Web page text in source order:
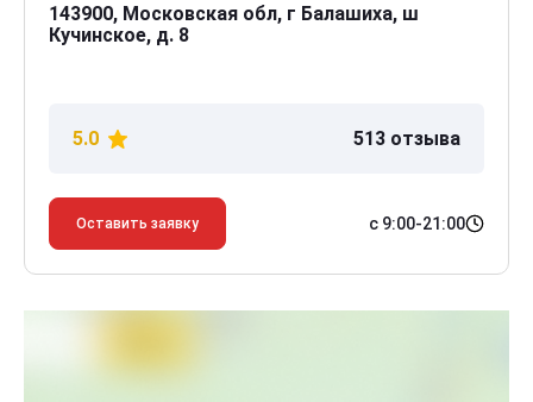
143900, Московская обл, г Балашиха, ш
Кучинское, д. 8
5.0 513 отзыва
Оставить заявку с 9:00-21:00